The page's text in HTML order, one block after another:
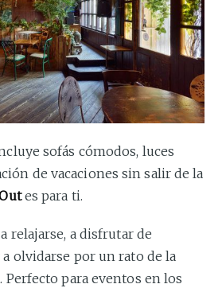
sofás cómodos, luces
de vacaciones sin salir de la
es para ti.
relajarse, a disfrutar de
olvidarse por un rato de la
Perfecto para eventos en los